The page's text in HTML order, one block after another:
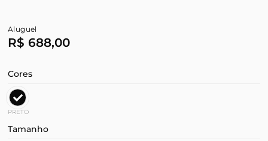
Aluguel
R$ 688,00
Cores
PRETO
Tamanho